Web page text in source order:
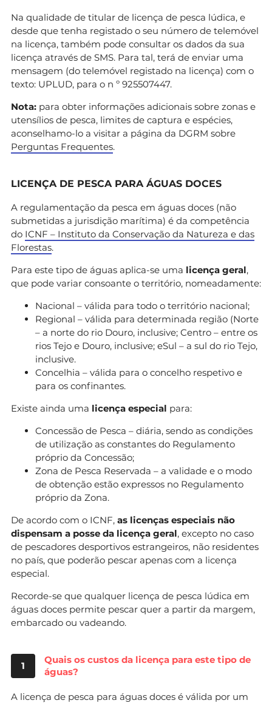
Na qualidade de titular de licença de pesca lúdica, e
desde que tenha registado o seu número de telemóvel
na licença, também pode consultar os dados da sua
licença através de SMS. Para tal, terá de enviar uma
mensagem (do telemóvel registado na licença) com o
texto: UPLUD, para o n º 925507447.
Nota: para obter informações adicionais sobre zonas e
utensílios de pesca, limites de captura e espécies,
aconselhamo-lo a visitar a página da DGRM sobre
Perguntas Frequentes.
LICENÇA DE PESCA PARA ÁGUAS DOCES
A regulamentação da pesca em águas doces (não
submetidas a jurisdição marítima) é da competência
do ICNF – Instituto da Conservação da Natureza e das
Florestas.
Para este tipo de águas aplica-se uma licença geral,
que pode variar consoante o território, nomeadamente:
Nacional – válida para todo o território nacional;
Regional – válida para determinada região (Norte
– a norte do rio Douro, inclusive; Centro – entre os
rios Tejo e Douro, inclusive; eSul – a sul do rio Tejo,
inclusive.
Concelhia – válida para o concelho respetivo e
para os confinantes.
Existe ainda uma licença especial para:
Concessão de Pesca – diária, sendo as condições
de utilização as constantes do Regulamento
próprio da Concessão;
Zona de Pesca Reservada – a validade e o modo
de obtenção estão expressos no Regulamento
próprio da Zona.
De acordo com o ICNF, as licenças especiais não
dispensam a posse da licença geral, excepto no caso
de pescadores desportivos estrangeiros, não residentes
no país, que poderão pescar apenas com a licença
especial.
Recorde-se que qualquer licença de pesca lúdica em
águas doces permite pescar quer a partir da margem,
embarcado ou vadeando.
1
Quais os custos da licença para este tipo de
águas?
A licença de pesca para águas doces é válida por um